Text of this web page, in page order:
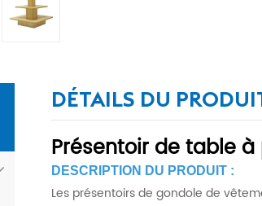
DÉTAILS DU
Présentoir de table
DESCRIPTION DU PRODUIT :
Les présentoirs de gondole de